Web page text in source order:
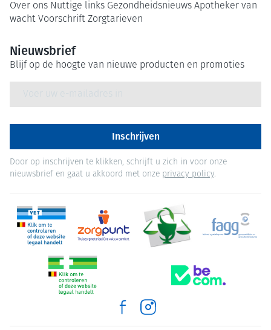
Over ons Nuttige links Gezondheidsnieuws Apotheker van
wacht Voorschrift Zorgtarieven
Nieuwsbrief
Blijf op de hoogte van nieuwe producten en promoties
Inschrijven
Door op inschrijven te klikken, schrijft u zich in voor onze
nieuwsbrief en gaat u akkoord met onze privacy policy.